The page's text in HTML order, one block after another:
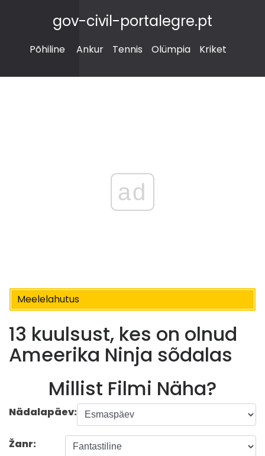
gov-civil-portalegre.pt
Põhiline Ankur Tennis Olümpia Kriket
ad
Meelelahutus
13 kuulsust, kes on olnud
Ameerika Ninja sõdalas
Millist Filmi Näha?
Nädalapäev:
Žanr: